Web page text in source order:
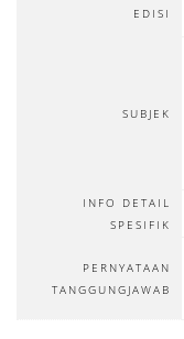
EDISI
SUBJEK
INFO DETAIL
SPESIFIK
PERNYATAAN
TANGGUNGJAWAB